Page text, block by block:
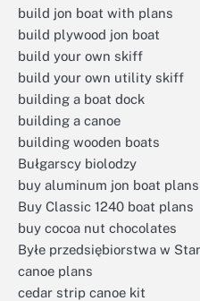
build jon boat with plans
build plywood jon boat
build your own skiff
build your own utility skiff
building a boat dock
building a canoe
building wooden boats
Bułgarscy biolodzy
buy aluminum jon boat plans
Buy Classic 1240 boat plans
buy cocoa nut chocolates
Byłe przedsiębiorstwa w
canoe plans
cedar strip canoe kit